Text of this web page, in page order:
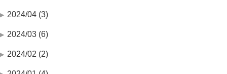
2024/04 (3)
2024/03 (6)
2024/02 (2)